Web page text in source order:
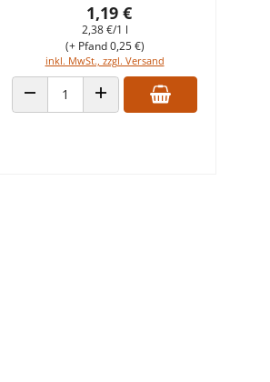
1,19 €
2,38 €/1 l
inkl. MwSt., zzgl. Versand
(+ Pfand 0,25 €)
ANZAHL VERRINGERNANZAHL ERHÖHEN